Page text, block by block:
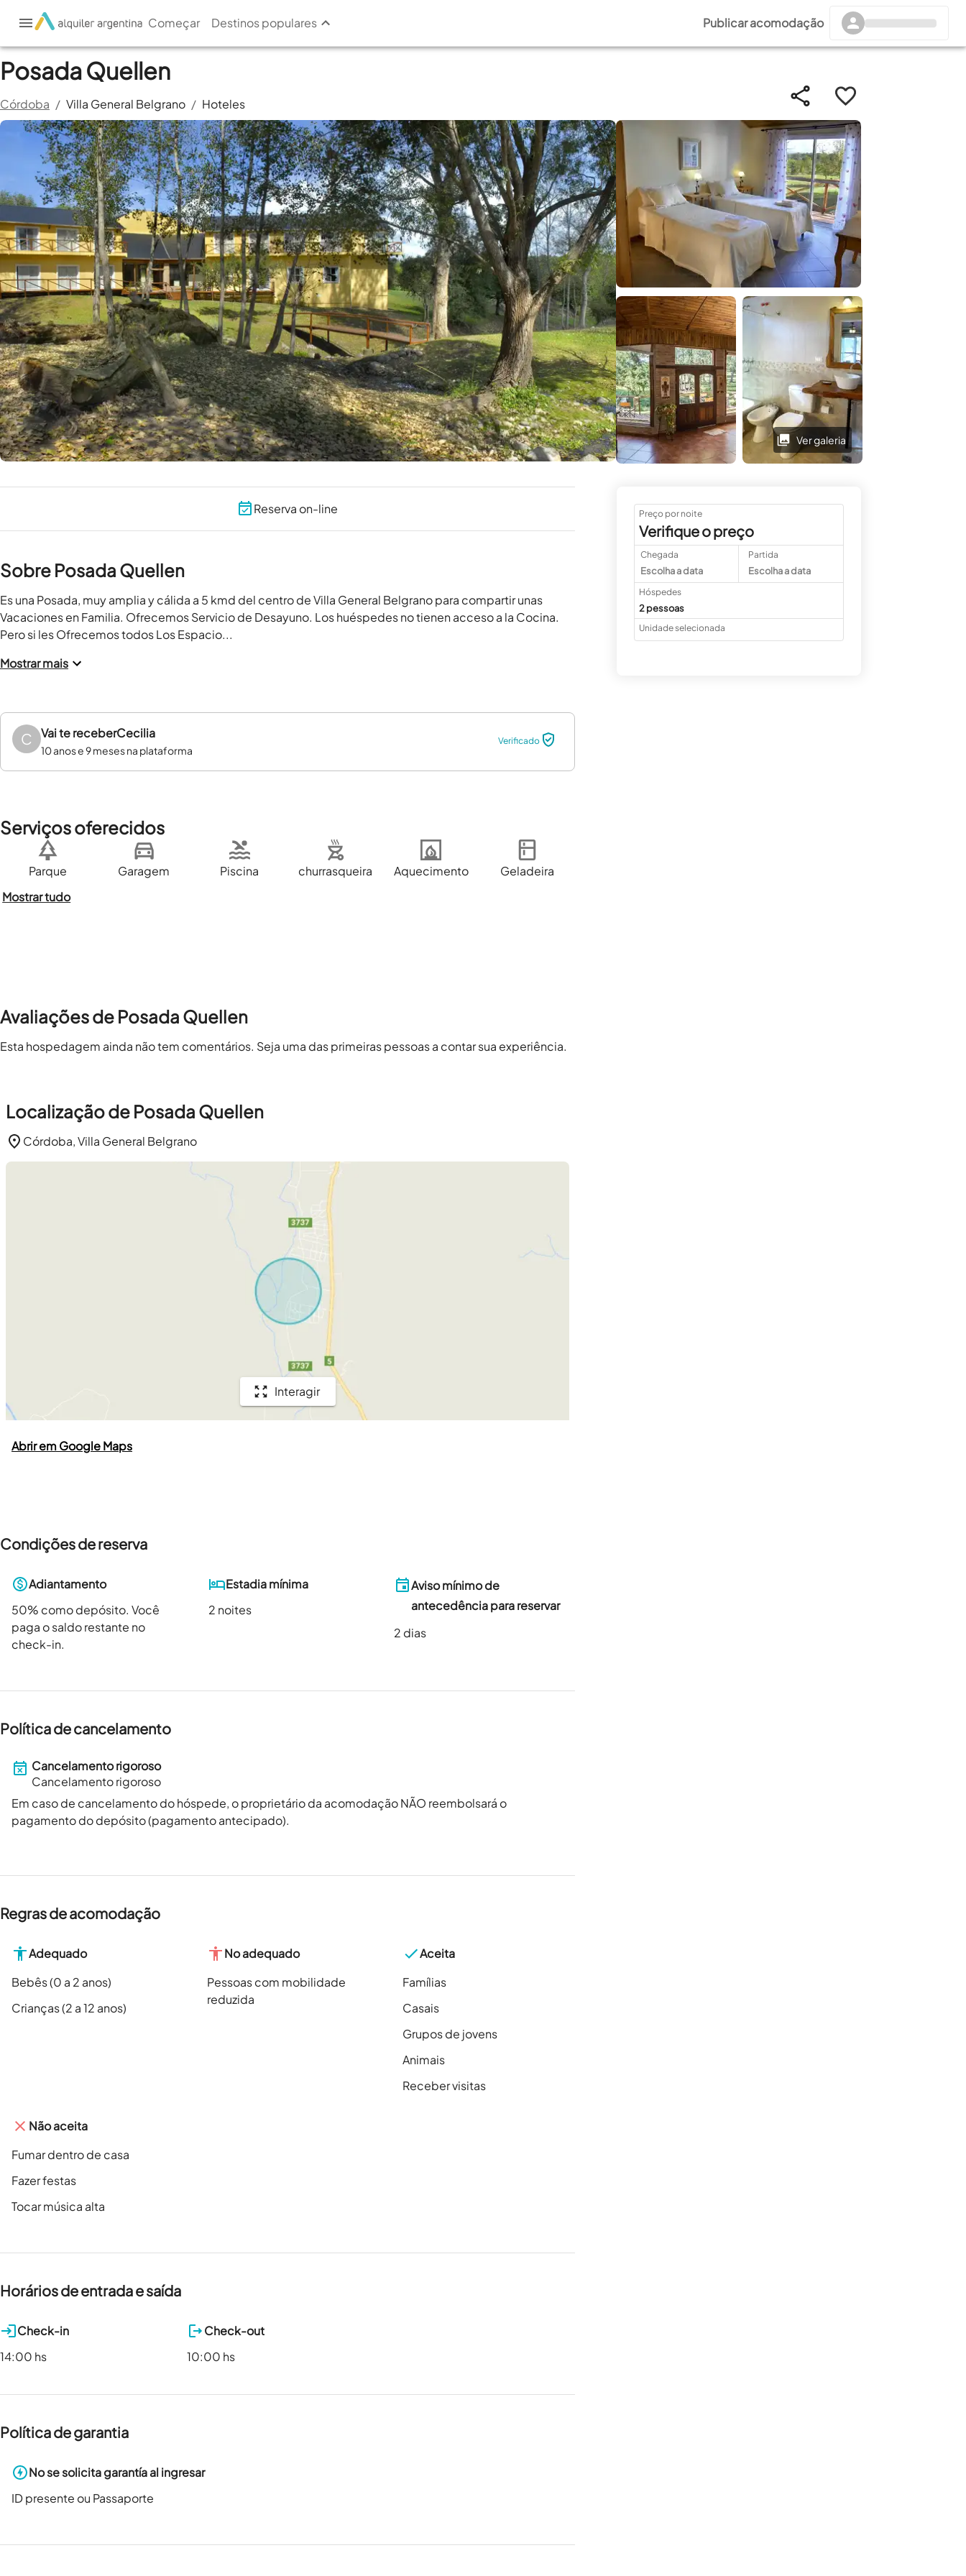
Começar Destinos populares Publicar acomodação
Posada Quellen
Córdoba / Villa General Belgrano / Hoteles
Ver galeria
Ver galeria
Reserva on-line
Sobre Posada Quellen
Es una Posada, muy amplia y cálida a 5 kmd del centro de Villa General Belgrano para compartir unas
Vacaciones en Familia. Ofrecemos Servicio de Desayuno. Los huéspedes no tienen acceso a la Cocina.
Pero si les Ofrecemos todos Los Espacio...
Mostrar mais
C Vai te receberCecilia
10 anos e 9 meses na plataforma
Verificado
Serviços oferecidos
Parque Garagem Piscina churrasqueira Aquecimento
Geladeira
Mostrar tudo
Avaliações de Posada Quellen
Esta hospedagem ainda não tem comentários. Seja uma das primeiras pessoas a contar sua experiência.
Localização de Posada Quellen
Córdoba, Villa General Belgrano
Interagir
Abrir em Google Maps
Condições de reserva
Adiantamento
50% como depósito. Você
paga o saldo restante no
check-in.
Estadia mínima
2 noites
Aviso mínimo de
antecedência para reservar
2 dias
Política de cancelamento
Cancelamento rigoroso
Cancelamento rigoroso
Em caso de cancelamento do hóspede, o proprietário da acomodação NÃO reembolsará o
pagamento do depósito (pagamento antecipado).
Regras de acomodação
Adequado
Bebês (0 a 2 anos)
Crianças (2 a 12 anos)
No adequado
Pessoas com mobilidade
reduzida
Aceita
Famílias
Casais
Grupos de jovens
Animais
Receber visitas
Não aceita
Fumar dentro de casa
Fazer festas
Tocar música alta
Horários de entrada e saída
Check-in
14:00 hs
Check-out
10:00 hs
Política de garantia
No se solicita garantía al ingresar
ID presente ou Passaporte
Preço por noite
Verifique o preço
Chegada
Escolha a data
Partida
Escolha a data
Hóspedes
2 pessoas
Unidade selecionada